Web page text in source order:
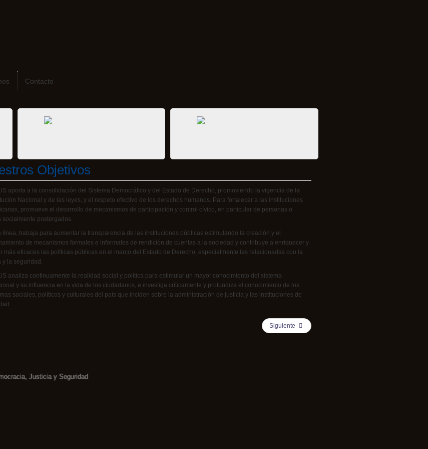
Contacto
Objetivos
aporta a la consolidación del Sistema Democrático y del Estado de Derecho, promoviendo la vigencia de la
Nacional y de las leyes, y el respeto efectivo de los derechos humanos. Para fortalecer a las instituciones
promueve el desarrollo de mecanismos de participación y control cívico, en particular de personas o
socialmente postergados.
línea, trabaja para aumentar la transparencia de las instituciones públicas estimulando la creación y el
de mecanismos formales e informales de rendición de cuentas a la sociedad y contribuye a enriquecer y
más eficaces las políticas públicas en el marco del Estado de Derecho, especialmente las relacionadas con la
y la seguridad.
analiza continuamente la realidad social y política para estimular un mayor conocimiento del sistema
y su influencia en la vida de los ciudadanos, e investiga críticamente y profundiza el conocimiento de los
sociales, políticos y culturales del país que inciden sobre la administración de justicia y las instituciones de
Siguiente
Justicia y Seguridad